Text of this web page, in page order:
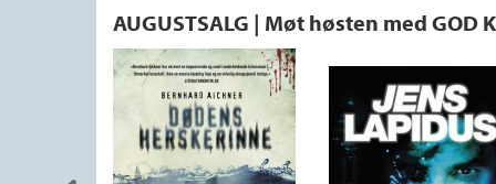
AUGUSTSALG | Møt høsten med GOD